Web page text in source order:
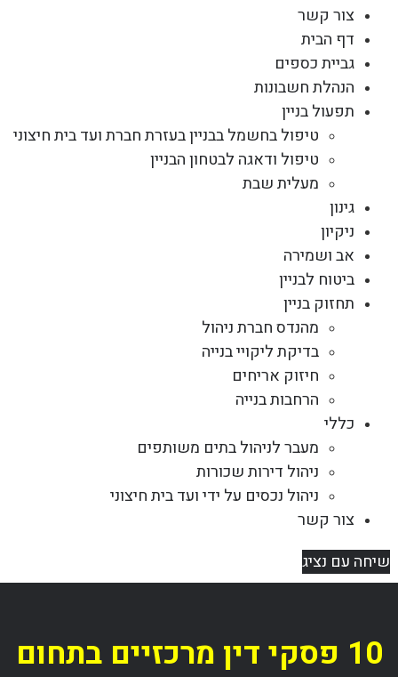
צור קשר
דף הבית
גביית כספים
הנהלת חשבונות
תפעול בניין
טיפול בחשמל בבניין בעזרת חברת ועד בית חיצוני
טיפול ודאגה לבטחון הבניין
מעלית שבת
גינון
ניקיון
אב ושמירה
ביטוח לבניין
תחזוק בניין
מהנדס חברת ניהול
בדיקת ליקויי בנייה
חיזוק אריחים
הרחבות בנייה
כללי
מעבר לניהול בתים משותפים
ניהול דירות שכורות
ניהול נכסים על ידי ועד בית חיצוני
צור קשר
שיחה עם נציג
10 פסקי דין מרכזיים בתחום